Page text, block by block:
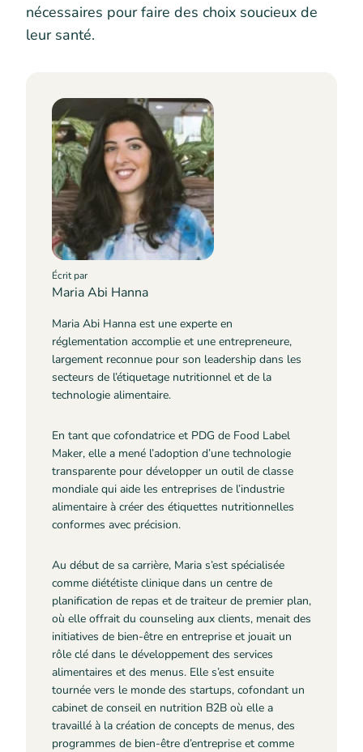
nécessaires pour faire des choix soucieux de
leur santé.
Écrit par
Maria Abi Hanna
Maria Abi Hanna est une experte en
réglementation accomplie et une entrepreneure,
largement reconnue pour son leadership dans les
secteurs de l’étiquetage nutritionnel et de la
technologie alimentaire.
En tant que cofondatrice et PDG de Food Label
Maker, elle a mené l’adoption d’une technologie
transparente pour développer un outil de classe
mondiale qui aide les entreprises de l’industrie
alimentaire à créer des étiquettes nutritionnelles
conformes avec précision.
Au début de sa carrière, Maria s’est spécialisée
comme diététiste clinique dans un centre de
planification de repas et de traiteur de premier plan,
où elle offrait du counseling aux clients, menait des
initiatives de bien-être en entreprise et jouait un
rôle clé dans le développement des services
alimentaires et des menus. Elle s’est ensuite
tournée vers le monde des startups, cofondant un
cabinet de conseil en nutrition B2B où elle a
travaillé à la création de concepts de menus, des
programmes de bien-être d’entreprise et comme